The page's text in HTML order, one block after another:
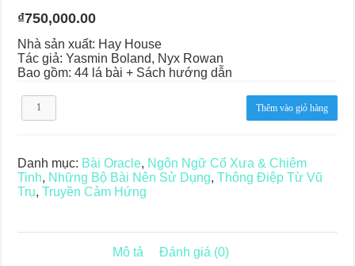
₫750,000.00
Nhà sản xuất: Hay House
Tác giả:Yasmin Boland, Nyx Rowan
Bao gồm: 44 lá bài + Sách hướng dẫn
Moonology
Thêm vào giỏ hàng
Danh mục: Bài Oracle, Ngôn Ngữ Cổ Xưa & Chiêm
Tinh, Những Bộ Bài Nên Sử Dụng,Thông Điệp Từ Vũ
Trụ,Truyền Cảm Hứng
Mô tả Đánh giá (0)